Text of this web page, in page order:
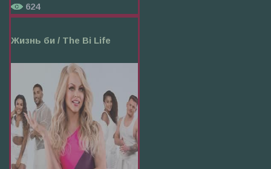
624
Жизнь би / The Bi Life